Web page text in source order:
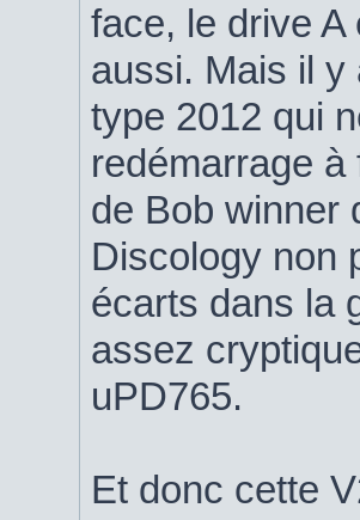
face, le drive
aussi. Mais il y
type 2012 qui
redémarrage
de Bob winner
Discology non
écarts dans la
assez
uPD765.
Et donc cette